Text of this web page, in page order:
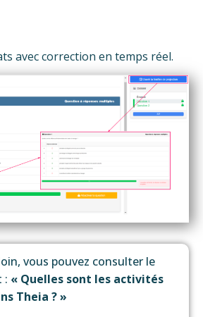
avec correction en temps réel.
vous pouvez consulter le
: « Quelles sont les activités
Theia ? »